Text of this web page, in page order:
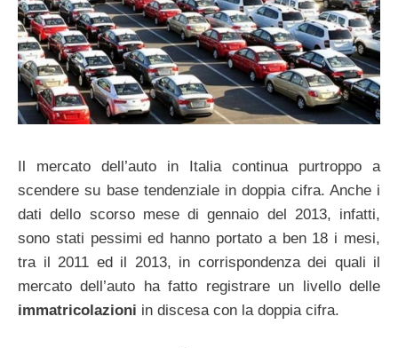
Il mercato dell’auto in Italia continua purtroppo a
scendere su base tendenziale in doppia cifra. Anche i
dati dello scorso mese di gennaio del 2013, infatti,
sono stati pessimi ed hanno portato a ben 18 i mesi,
tra il 2011 ed il 2013, in corrispondenza dei quali il
mercato dell’auto ha fatto registrare un livello delle
immatricolazioni in discesa con la doppia cifra.